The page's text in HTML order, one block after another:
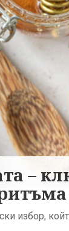
–
избор,